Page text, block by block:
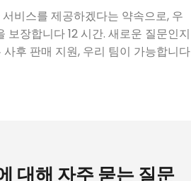
비스를 제공하겠다는 약속으로, 우
보장합니다 12 시간. 새로운 질문인지
사후 판매 지원, 우리 팀이 가능합니다
대해 자주 묻는 질문